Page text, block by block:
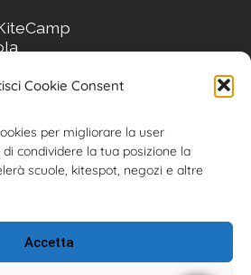
Cookie Consent
per migliorare la user
condividere la tua posizione la
scuole, kitespot, negozi e altre
Accetta